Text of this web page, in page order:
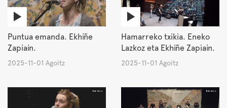
Puntua emanda. Ekhiñe
Zapiain.
2025-11-01 Agoitz
Hamarreko txikia. Eneko
Lazkoz eta Ekhiñe Zapiain.
2025-11-01 Agoitz